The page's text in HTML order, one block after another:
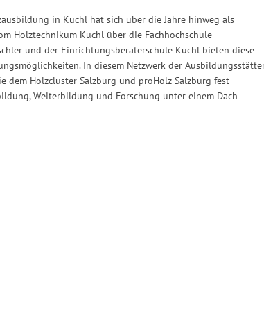
in Kuchl hat sich über die Jahre hinweg als
Holztechnikum Kuchl über die Fachhochschule
und der Einrichtungsberaterschule Kuchl bieten diese
In diesem Netzwerk der
Holzcluster Salzburg und proHolz Salzburg fest
Weiterbildung und Forschung unter einem Dach